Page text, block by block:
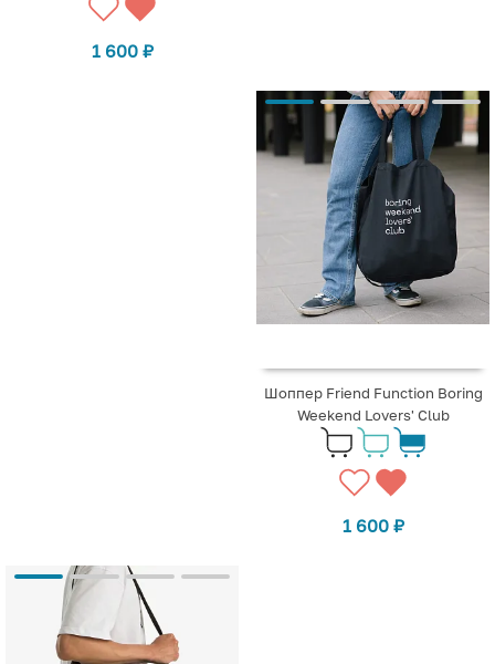
1 600 ₽
Шоппер Friend Function Boring
Weekend Lovers' Club
1 600 ₽